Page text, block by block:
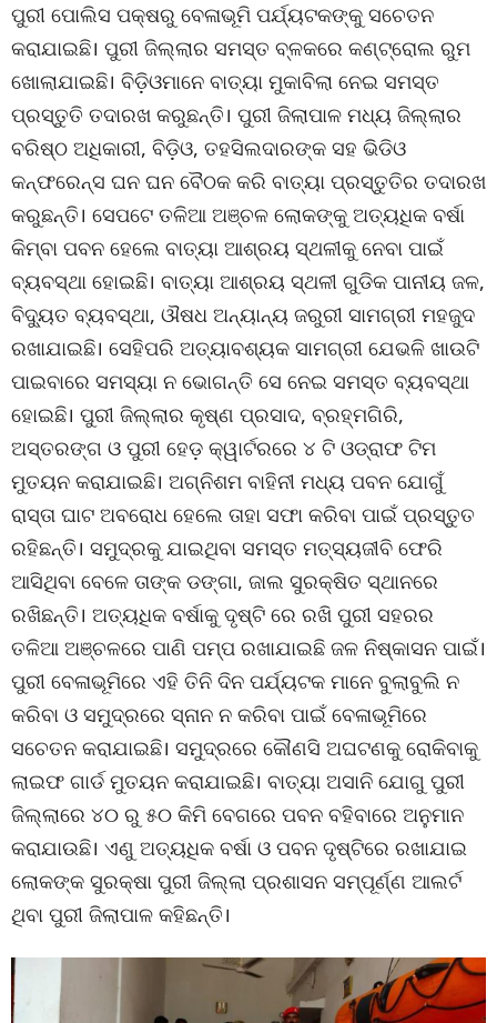
ପୁରୀ ପୋଲିସ ପକ୍ଷରୁ ବେଳାଭୂମି ପର୍ଯ୍ୟଟକଙ୍କୁ ସଚେତନ
କରାଯାଇଛି। ପୁରୀ ଜିଲ୍ଲାର ସମସ୍ତ ବ୍ଳକରେ କଣ୍ଟ୍ରୋଲ ରୁମ
ଖୋଲାଯାଇଛି। ବିଡ଼ିଓମାନେ ବାତ୍ୟା ମୁକାବିଲା ନେଇ ସମସ୍ତ
ପ୍ରସ୍ତୁତି ତଦାରଖ କରୁଛନ୍ତି। ପୁରୀ ଜିଲାପାଳ ମଧ୍ୟ ଜିଲ୍ଲାର
ବରିଷ୍ଠ ଅଧିକାରୀ, ବିଡ଼ିଓ, ତହସିଲଦାରଙ୍କ ସହ ଭିଡିଓ
କନ୍ଫରେନ୍ସ ଘନ ଘନ ବୈଠକ କରି ବାତ୍ୟା ପ୍ରସ୍ତୁତିର ତଦାରଖ
କରୁଛନ୍ତି। ସେପଟେ ତଳିଆ ଅଞ୍ଚଳ ଲୋକଙ୍କୁ ଅତ୍ୟଧିକ ବର୍ଷା
କିମ୍ବା ପବନ ହେଲେ ବାତ୍ୟା ଆଶ୍ରୟ ସ୍ଥଳୀକୁ ନେବା ପାଇଁ
ବ୍ୟବସ୍ଥା ହୋଇଛି। ବାତ୍ୟା ଆଶ୍ରୟ ସ୍ଥଳୀ ଗୁଡିକ ପାନୀୟ ଜଳ,
ବିଦ୍ୟୁତ ବ୍ୟବସ୍ଥା, ଔଷଧ ଅନ୍ୟାନ୍ୟ ଜରୁରୀ ସାମଗ୍ରୀ ମହଜୁଦ
ରଖାଯାଇଛି। ସେହିପରି ଅତ୍ୟାବଶ୍ୟକ ସାମଗ୍ରୀ ଯେଭଳି ଖାଉଟି
ପାଇବାରେ ସମସ୍ୟା ନ ଭୋଗନ୍ତି ସେ ନେଇ ସମସ୍ତ ବ୍ୟବସ୍ଥା
ହୋଇଛି। ପୁରୀ ଜିଲ୍ଲାର କୃଷ୍ଣ ପ୍ରସାଦ, ବ୍ରହ୍ମଗିରି,
ଅସ୍ତରଙ୍ଗ ଓ ପୁରୀ ହେଡ଼ କ୍ୱାର୍ଟରରେ ୪ ଟି ଓଡ୍ରାଫ ଟିମ
ମୁତୟନ କରାଯାଇଛି। ଅଗ୍ନିଶମ ବାହିନୀ ମଧ୍ୟ ପବନ ଯୋଗୁଁ
ରାସ୍ତା ଘାଟ ଅବରୋଧ ହେଲେ ତାହା ସଫା କରିବା ପାଇଁ ପ୍ରସ୍ତୁତ
ରହିଛନ୍ତି। ସମୁଦ୍ରକୁ ଯାଇଥିବା ସମସ୍ତ ମତ୍ସ୍ୟଜୀବି ଫେରି
ଆସିଥିବା ବେଳେ ତାଙ୍କ ଡଙ୍ଗା, ଜାଲ ସୁରକ୍ଷିତ ସ୍ଥାନରେ
ରଖିଛନ୍ତି। ଅତ୍ୟଧିକ ବର୍ଷାକୁ ଦୃଷ୍ଟି ରେ ରଖି ପୁରୀ ସହରର
ତଳିଆ ଅଞ୍ଚଳରେ ପାଣି ପମ୍ପ ରଖାଯାଇଛି ଜଳ ନିଷ୍କାସନ ପାଇଁ।
ପୁରୀ ବେଳାଭୂମିରେ ଏହି ତିନି ଦିନ ପର୍ଯ୍ୟଟକ ମାନେ ବୁଲାବୁଲି ନ
କରିବା ଓ ସମୁଦ୍ରରେ ସ୍ନାନ ନ କରିବା ପାଇଁ ବେଳାଭୂମିରେ
ସଚେତନ କରାଯାଇଛି। ସମୁଦ୍ରରେ କୌଣସି ଅଘଟଣକୁ ରୋକିବାକୁ
ଲାଇଫ ଗାର୍ଡ ମୁତୟନ କରାଯାଇଛି। ବାତ୍ୟା ଅସାନି ଯୋଗୁ ପୁରୀ
ଜିଲ୍ଲାରେ ୪୦ ରୁ ୫୦ କିମି ବେଗରେ ପବନ ବହିବାରେ ଅନୁମାନ
କରାଯାଉଛି। ଏଣୁ ଅତ୍ୟଧିକ ବର୍ଷା ଓ ପବନ ଦୃଷ୍ଟିରେ ରଖାଯାଇ
ଲୋକଙ୍କ ସୁରକ୍ଷା ପୁରୀ ଜିଲ୍ଲା ପ୍ରଶାସନ ସମ୍ପୂର୍ଣ୍ଣ ଆଲର୍ଟ
ଥିବା ପୁରୀ ଜିଲାପାଳ କହିଛନ୍ତି।